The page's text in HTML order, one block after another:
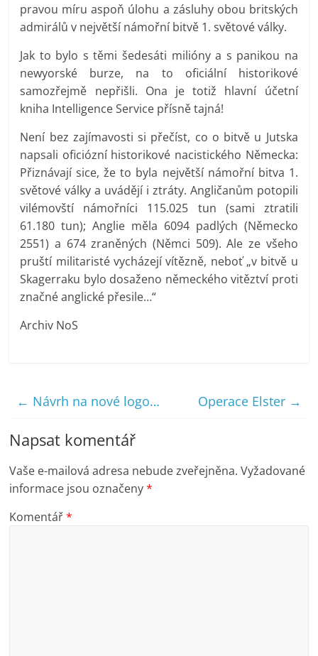
pravou míru aspoň úlohu a zásluhy obou britských
admirálů v největší námořní bitvě 1. světové války.
Jak to bylo s těmi šedesáti milióny a s panikou na
newyorské burze, na to oficiální historikové
samozřejmě nepřišli. Ona je totiž hlavní účetní
kniha Intelligence Service přísně tajná!
Není bez zajímavosti si přečíst, co o bitvě u Jutska
napsali oficiózní historikové nacistického Německa:
Přiznávají sice, že to byla největší námořní bitva 1.
světové války a uvádějí i ztráty. Angličanům potopili
vilémovští námořníci 115.025 tun (sami ztratili
61.180 tun); Anglie měla 6094 padlých (Německo
2551) a 674 zraněných (Němci 509). Ale ze všeho
pruští militaristé vycházejí vítězně, neboť „v bitvě u
Skagerraku bylo dosaženo německého vitěztví proti
značné anglické přesile…“
Archiv NoS
← Návrh na nové logo… Operace Elster →
Napsat komentář
Vaše e-mailová adresa nebude zveřejněna. Vyžadované
informace jsou označeny*
Komentář*